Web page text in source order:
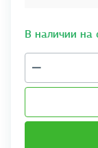
В наличии на